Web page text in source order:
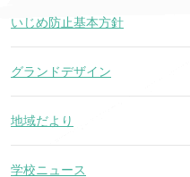
いじめ防止基本方針
グランドデザイン
地域だより
学校ニュース